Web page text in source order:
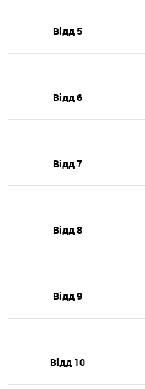
Відд 5
Відд 6
Відд 7
Відд 8
Відд 9
Відд 10